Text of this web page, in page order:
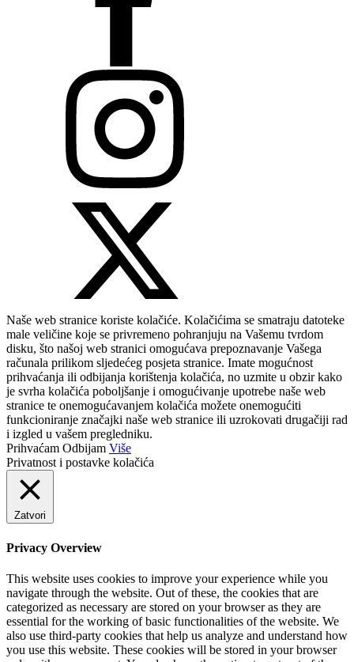
Naše web stranice koriste kolačiće. Kolačićima se smatraju datoteke
male veličine koje se privremeno pohranjuju na Vašemu tvrdom
disku, što našoj web stranici omogućava prepoznavanje Vašega
računala prilikom sljedećeg posjeta stranice. Imate mogućnost
prihvaćanja ili odbijanja korištenja kolačića, no uzmite u obzir kako
je svrha kolačića poboljšanje i omogućivanje upotrebe naše web
stranice te onemogućavanjem kolačića možete onemogućiti
funkcioniranje značajki naše web stranice ili uzrokovati drugačiji rad
i izgled u vašem pregledniku.
Prihvaćam Odbijam Više
Privatnost i postavke kolačića
Zatvori
Privacy Overview
This website uses cookies to improve your experience while you
navigate through the website. Out of these, the cookies that are
categorized as necessary are stored on your browser as they are
essential for the working of basic functionalities of the website. We
also use third-party cookies that help us analyze and understand how
you use this website. These cookies will be stored in your browser